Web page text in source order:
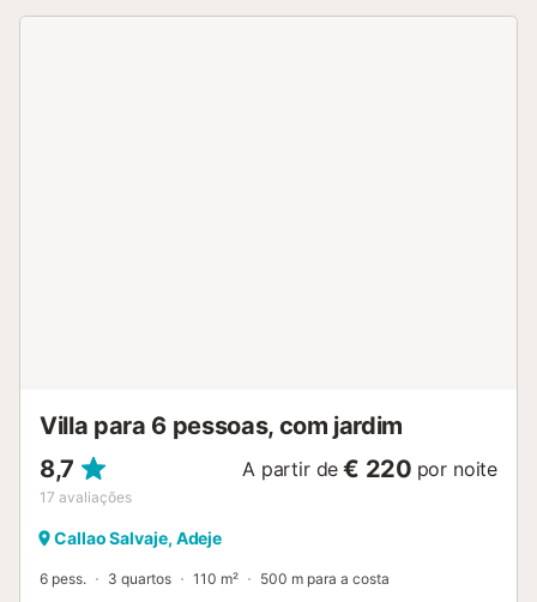
Villa para 6 pessoas, com jardim
8,7
17 avaliações
A partir de € 220 por noite
Callao Salvaje, Adeje
6 pess. 3 quartos 110 m² 500 m para a costa